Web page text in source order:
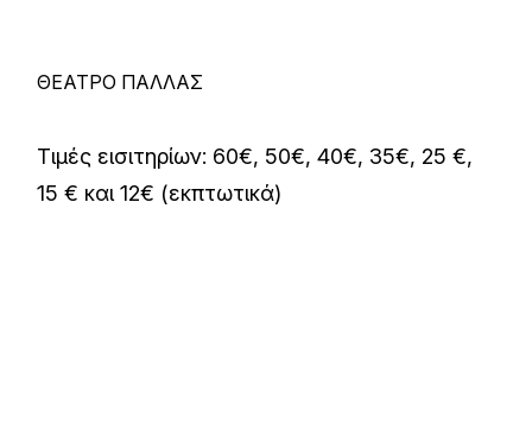
ΘΕΑΤΡΟ ΠΑΛΛΑΣ
Τιμές εισιτηρίων: 60€, 50€, 40€, 35€, 25 €,
15 € και 12€ (εκπτωτικά)